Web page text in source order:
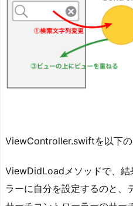
ViewController.swiftを以下の
ViewDidLoadメソッドで、結
ラーに自分を設定するのと、